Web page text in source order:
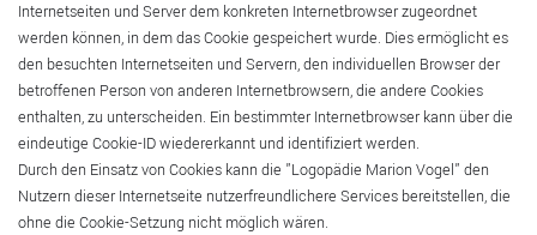
Internetseiten und Server dem konkreten Internetbrowser zugeordnet
werden können, in dem das Cookie gespeichert wurde. Dies ermöglicht es
den besuchten Internetseiten und Servern, den individuellen Browser der
betroffenen Person von anderen Internetbrowsern, die andere Cookies
enthalten, zu unterscheiden. Ein bestimmter Internetbrowser kann über die
eindeutige Cookie-ID wiedererkannt und identifiziert werden.
Durch den Einsatz von Cookies kann die "Logopädie Marion Vogel" den
Nutzern dieser Internetseite nutzerfreundlichere Services bereitstellen, die
ohne die Cookie-Setzung nicht möglich wären.